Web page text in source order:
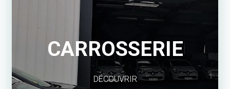
CARROSSERIE
DÉCOUVRIR